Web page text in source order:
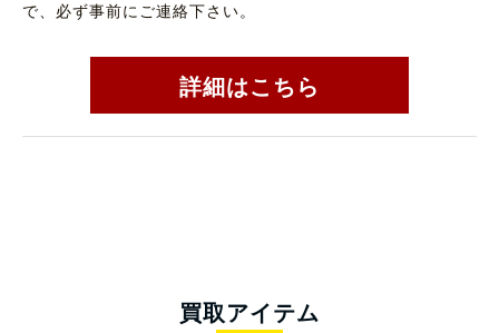
で、必ず事前にご連絡下さい。
詳細はこちら
買取アイテム